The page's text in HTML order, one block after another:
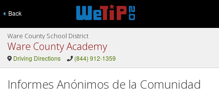
Back
Ware County School District
Ware County Academy
Driving Directions (844) 912-1359
Informes Anónimos de la Comunidad